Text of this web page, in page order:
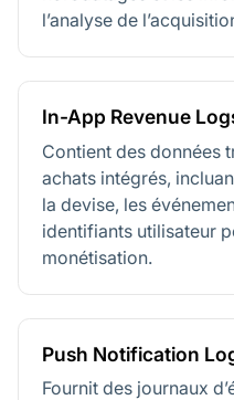
l’analyse de
In-App Revenue
Contient des données
achats intégrés,
la devise, les
identifiants utilisateur
monétisation.
Push Notification
Fournit des journaux